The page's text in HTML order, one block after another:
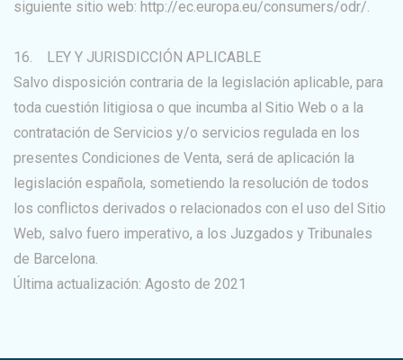
siguiente sitio web: http://ec.europa.eu/consumers/odr/.
16. LEY Y JURISDICCIÓN APLICABLE
Salvo disposición contraria de la legislación aplicable, para
toda cuestión litigiosa o que incumba al Sitio Web o a la
contratación de Servicios y/o servicios regulada en los
presentes Condiciones de Venta, será de aplicación la
legislación española, sometiendo la resolución de todos
los conflictos derivados o relacionados con el uso del Sitio
Web, salvo fuero imperativo, a los Juzgados y Tribunales
de Barcelona.
Última actualización: Agosto de 2021